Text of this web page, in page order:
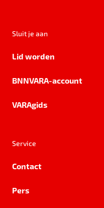
Sluit je aan
Lid worden
BNNVARA-account
VARAgids
Service
Contact
Pers